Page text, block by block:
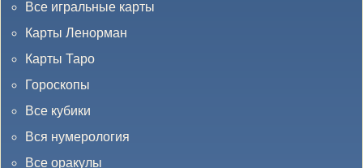
Все игральные карты
Карты Ленорман
Карты Таро
Гороскопы
Все кубики
Вся нумерология
Все оракулы